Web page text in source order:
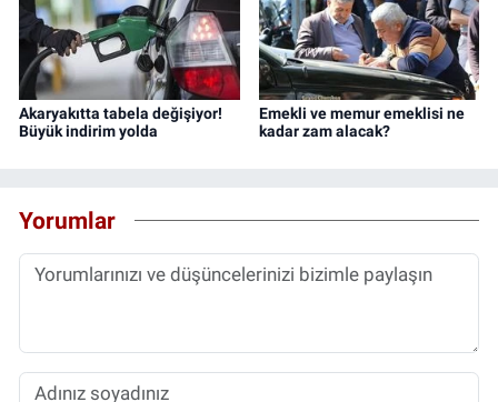
Akaryakıtta tabela değişiyor!
Büyük indirim yolda
Emekli ve memur emeklisi ne
kadar zam alacak?
Yorumlar